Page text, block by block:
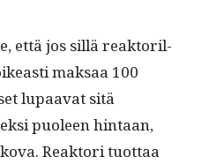
että jos sil­lä reak­to­ril­
mak­saa 100
lupaa­vat sitä
puoleen hin­taan,
Reak­tori tuot­taa